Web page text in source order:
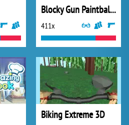
Blocky Gun Paintball 3
411x
Biking Extreme 3D